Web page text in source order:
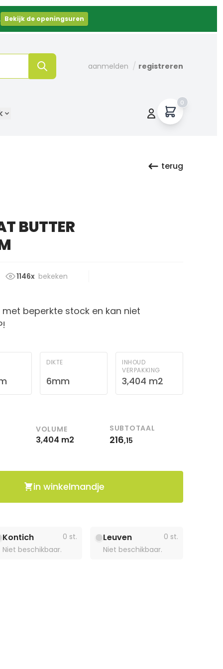
Bekijk de openingsuren
aanmelden / registreren
0
terug
BUTTER
1146x bekeken
beperkte stock en kan niet
DIKTE
6mm
INHOUD
VERPAKKING
3,404 m2
VOLUME
3,404 m2
SUBTOTAAL
216,15
in winkelmandje
Kontich
0 st.
Niet beschikbaar.
Leuven
0 st.
Niet beschikbaar.